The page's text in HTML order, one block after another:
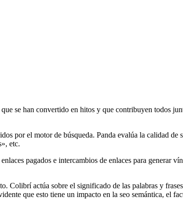
se han convertido en hitos y que contribuyen todos
por el motor de búsqueda. Panda evalúa la calidad de
etc.
pagados e intercambios de enlaces para generar
Colibrí actúa sobre el significado de las palabras y
que esto tiene un impacto en la seo semántica, el